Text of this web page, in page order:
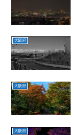
大阪府
大阪府
大阪府